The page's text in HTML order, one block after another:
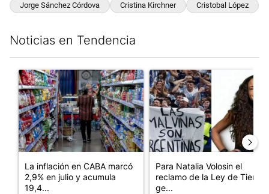
Jorge Sánchez Córdova Cristina Kirchner Cristobal López
Noticias en Tendencia
Un artículo de tendencia con el título "La inflación en CABA
La inflación en CABA marcó
2,9% en julio y acumula
19,4...
Un artículo de tendencia con
Para Natalia Volosin el
reclamo de la Ley de Tierras
ge...